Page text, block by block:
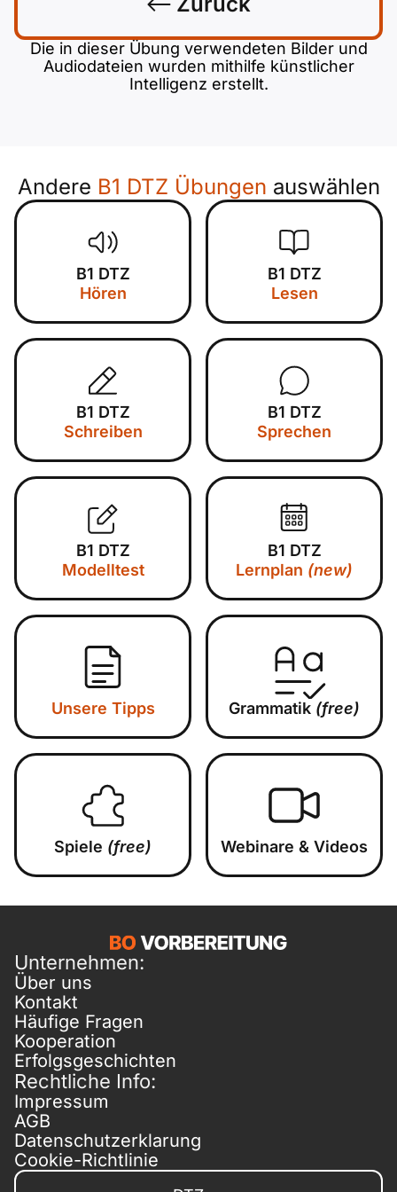
Die in dieser Übung verwendeten Bilder und
Audiodateien wurden mithilfe künstlicher
Intelligenz erstellt.
Andere B1 DTZ Übungen auswählen
B1 DTZ
Hören
B1 DTZ
Lesen
B1 DTZ
Schreiben
B1 DTZ
Sprechen
B1 DTZ
Modelltest
B1 DTZ
Lernplan (new)
Unsere Tipps Grammatik (free)
Spiele (free) Webinare & Videos
Unternehmen:
Über uns
Kontakt
Häufige Fragen
Kooperation
Erfolgsgeschichten
Rechtliche Info:
Impressum
AGB
Datenschutzerklarung
Cookie-Richtlinie